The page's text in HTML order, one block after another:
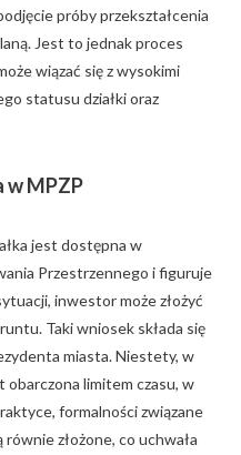
próby przekształcenia
Jest to jednak proces
wiązać się z wysokimi
statusu działki oraz
w MPZP
jest dostępna w
Przestrzennego i figuruje
inwestor może złożyć
Taki wniosek składa się
miasta. Niestety, w
limitem czasu, w
formalności związane
złożone, co uchwała